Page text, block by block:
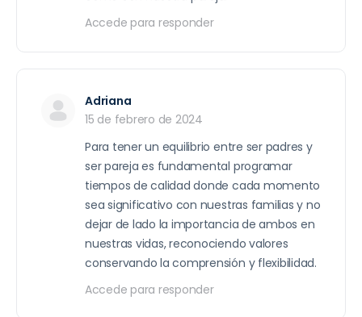
Accede para responder
Adriana
15 de febrero de 2024
Para tener un equilibrio entre ser padres y
ser pareja es fundamental programar
tiempos de calidad donde cada momento
sea significativo con nuestras familias y no
dejar de lado la importancia de ambos en
nuestras vidas, reconociendo valores
conservando la comprensión y flexibilidad.
Accede para responder